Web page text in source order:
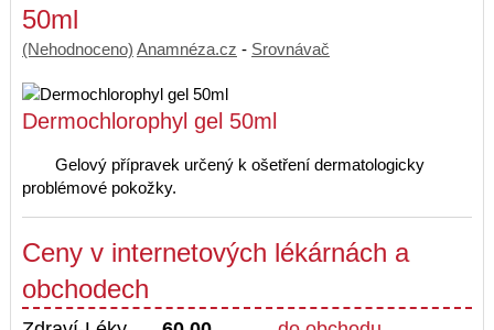
50ml
(Nehodnoceno) Anamnéza.cz - Srovnávač
Dermochlorophyl gel 50ml
Gelový přípravek určený k ošetření dermatologicky
problémové pokožky.
Ceny v internetových lékárnách a
obchodech